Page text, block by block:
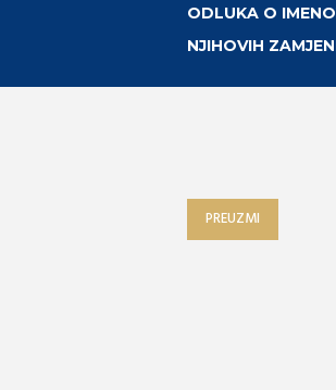
ODLUKA O
NJIHOVIH
PREUZMI